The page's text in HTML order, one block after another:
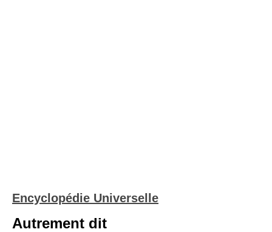
Encyclopédie Universelle
Autrement dit